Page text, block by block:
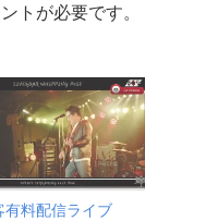
トが必要です。
有料配信ライブ